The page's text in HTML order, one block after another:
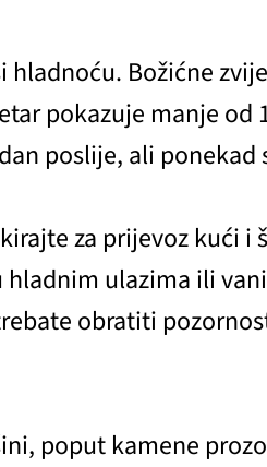
Božićne
pokazuje manje
poslije, ali
za prijevoz kući
ulazima ili
obratiti
poput kamene